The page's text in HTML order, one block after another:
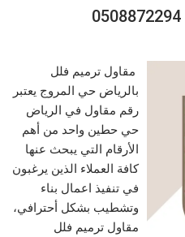
مقاول ترميم فلل
بالرياض حي المروج يعتبر
رقم مقاول في الرياض
حي حطين واحد من أهم
الأرقام التي يبحث عنها
كافة العملاء الذين يرغبون
في تنفيذ اعمال بناء
وتشطيب بشكل أحترافي،
مقاول ترميم فلل